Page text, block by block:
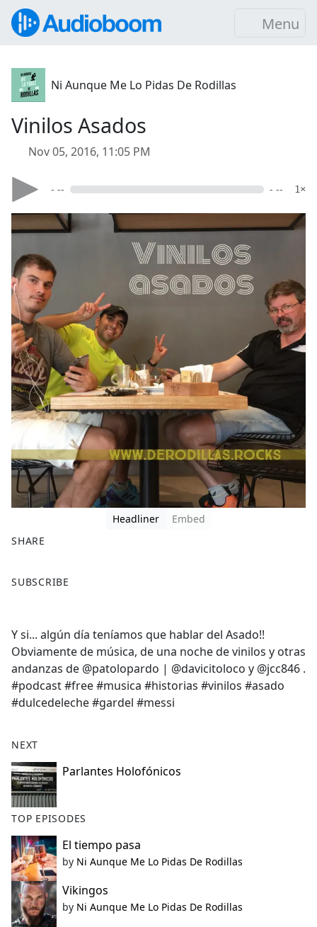
Menu
Ni Aunque Me Lo Pidas De Rodillas
Vinilos Asados
Nov 05, 2016, 11:05 PM
- -- - -- 1×
Headliner
Embed
SHARE
a
b
o
o
k
SUBSCRIBE
Y si... algún día teníamos que hablar del Asado!!
Obviamente de música, de una noche de vinilos y otras
andanzas de @patolopardo | @davicitoloco y @jcc846 .
#podcast #free #musica #historias #vinilos #asado
#dulcedeleche #gardel #messi
NEXT
Parlantes Holofónicos
TOP EPISODES
El tiempo pasa
by Ni Aunque Me Lo Pidas De Rodillas
Vikingos
by Ni Aunque Me Lo Pidas De Rodillas